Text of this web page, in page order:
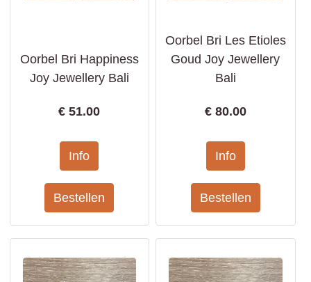
Oorbel Bri Happiness
Joy Jewellery Bali
€51.00
Oorbel Bri Les Etioles
Goud Joy Jewellery
Bali
€ 80.00